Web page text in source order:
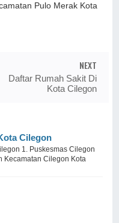
Pulo Merak Kota
NEXT
Daftar Rumah Sakit Di
Kota Cilegon
Cilegon
1. Puskesmas Cilegon
Kecamatan Cilegon Kota